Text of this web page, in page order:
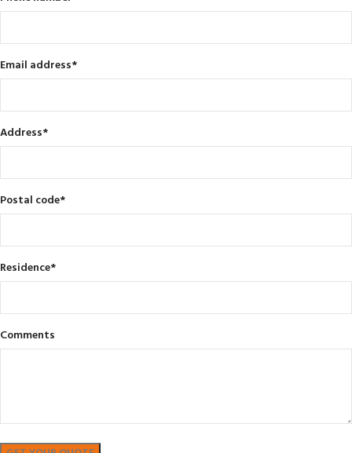
Email address*
Address*
Postal code*
Residence*
Comments